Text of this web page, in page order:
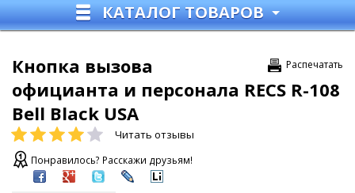
КАТАЛОГ ТОВАРОВ
Распечатать
Кнопка вызова
официанта и персонала RECS R-108
Bell Black USA
Читать отзывы
Понравилось? Расскажи друзьям!